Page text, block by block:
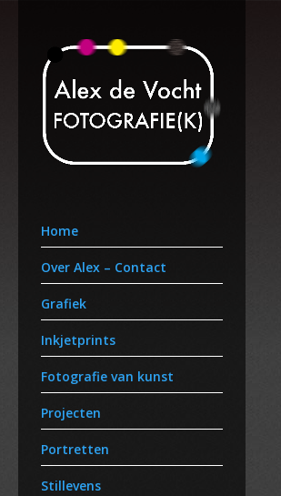
Home
Over Alex – Contact
Grafiek
Inkjetprints
Fotografie van kunst
Projecten
Portretten
Stillevens